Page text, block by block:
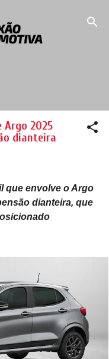
principal
Argo 2025
dianteira
que envolve o Argo
dianteira, que